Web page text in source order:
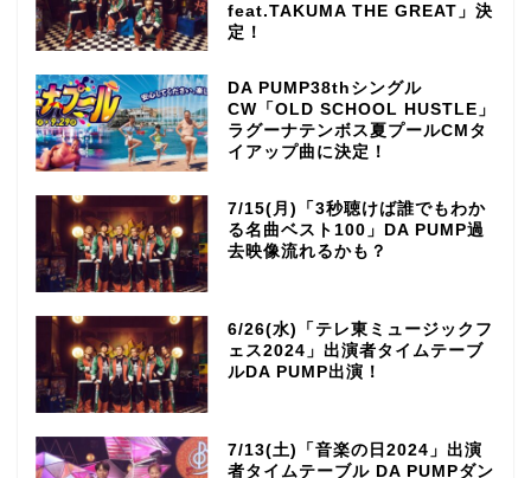
feat.TAKUMA THE GREAT」決
定！
DA PUMP38thシングル
CW「OLD SCHOOL HUSTLE」
ラグーナテンボス夏プールCMタ
イアップ曲に決定！
7/15(月)「3秒聴けば誰でもわか
る名曲ベスト100」DA PUMP過
去映像流れるかも？
6/26(水)「テレ東ミュージックフ
ェス2024」出演者タイムテーブ
ルDA PUMP出演！
7/13(土)「音楽の日2024」出演
者タイムテーブル DA PUMPダン